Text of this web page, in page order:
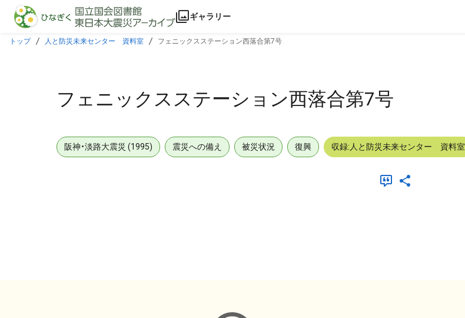
本文に飛ぶ
ギャラリー
トップ 人と防災未来センター 資料室 フェニックスステーション西落合第7号
フェニックスステーション西落合第7号
阪神・淡路大震災 (1995) 震災への備え 被災状況 復興 収録:人と防災未来センター 資料室